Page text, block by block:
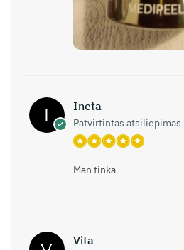
Ineta
Patvirtintas atsiliepimas
Man tinka
Vita